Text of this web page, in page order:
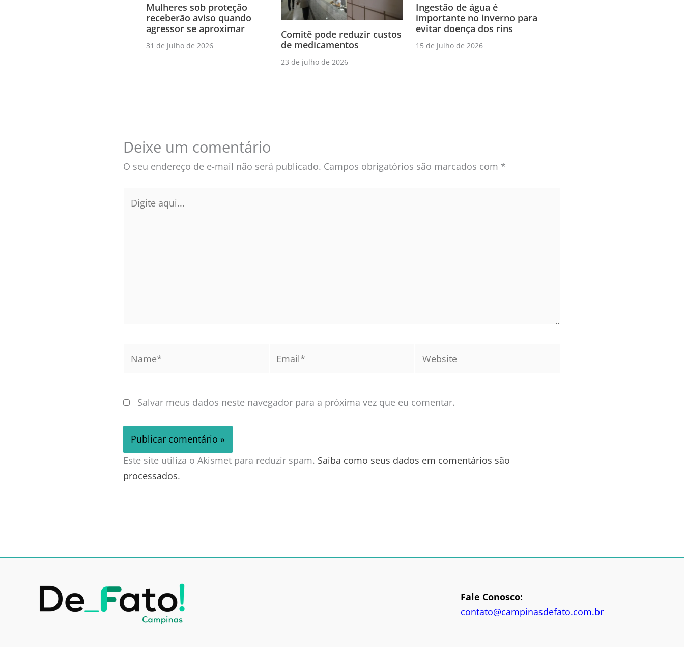
Mulheres sob proteção
receberão aviso quando
agressor se aproximar
31 de julho de 2026
Comitê pode reduzir custos
de medicamentos
23 de julho de 2026
Ingestão de água é
importante no inverno para
evitar doença dos rins
15 de julho de 2026
Deixe um comentário
O seu endereço de e-mail não será publicado. Campos obrigatórios são marcados com *
aqui...
Salvar meus dados neste navegador para a próxima vez que eu comentar.
Este site utiliza o Akismet para reduzir spam. Saiba como seus dados em comentários são
processados.
Fale Conosco:
contato@campinasdefato.com.br